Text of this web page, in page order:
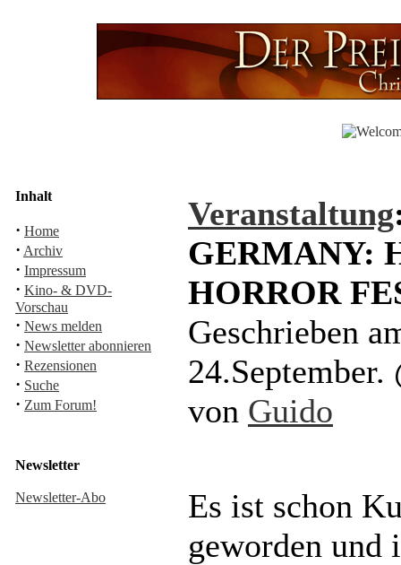
Inhalt
· Home
· Archiv
· Impressum
· Kino- & DVD-
Vorschau
· News melden
· Newsletter abonnieren
· Rezensionen
· Suche
· Zum Forum!
Newsletter
Newsletter-Abo
Veranstaltung
GERMANY:
HORROR
Geschrieben
24.September.
von Guido
Es ist schon
geworden und